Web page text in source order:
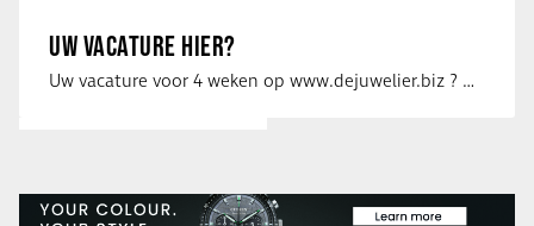
UW VACATURE HIER?
Uw vacature voor 4 weken op www.dejuwelier.biz ? Neem dan contact op met …